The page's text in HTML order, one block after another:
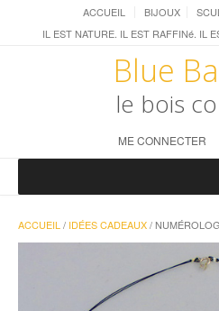
ACCUEIL BIJOUX
IL EST NATURE. IL EST RAFFINé. IL
Blue
le bois
ME CONNECTER
ACCUEIL / IDÉES CADEAUX/